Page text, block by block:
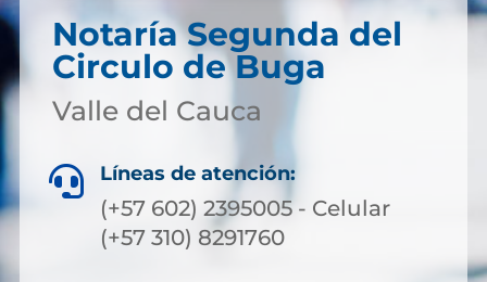
Notaría Segunda del
Circulo de Buga
Valle del Cauca
 Líneas de atención:
(+57 602) 2395005 - Celular
(+57 310) 8291760